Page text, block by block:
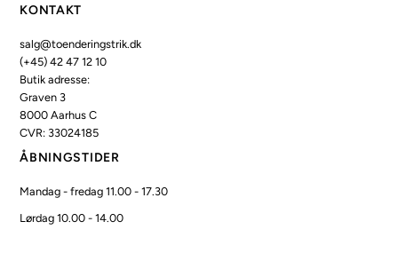
KONTAKT
salg@toenderingstrik.dk
(+45) 42 47 12 10
Butik adresse:
Graven 3
8000 Aarhus C
CVR: 33024185
ÅBNINGSTIDER
Mandag - fredag 11.00 - 17.30
Lørdag 10.00 - 14.00